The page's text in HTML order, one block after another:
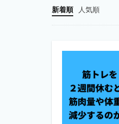
新着順 人気順